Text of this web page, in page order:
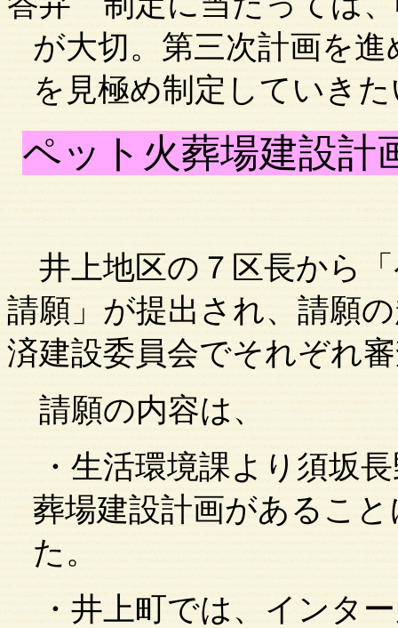
が大切。第三次計画を
を見極め制定していき
ペット火葬場建設
井上地区の７区長から
請願」が提出され、請願
済建設委員会でそれぞれ
請願の内容は、
・生活環境課より須坂
葬場建設計画があるこ
た。
・井上町では、インタ